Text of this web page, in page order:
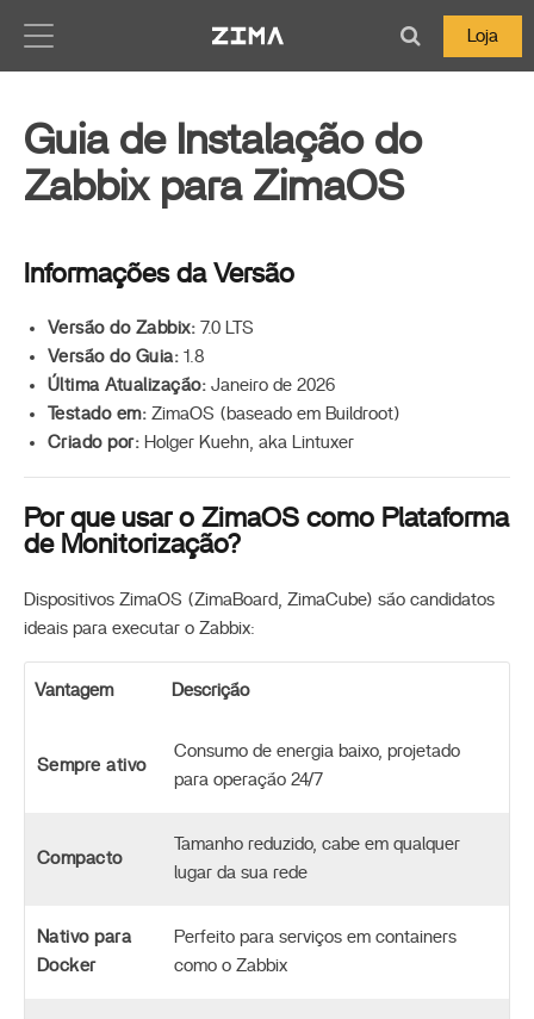
Loja
Guia de Instalação do
Zabbix para ZimaOS
Informações da Versão
Versão do Zabbix: 7.0 LTS
Versão do Guia: 1.8
Última Atualização: Janeiro de 2026
Testado em: ZimaOS (baseado em Buildroot)
Criado por: Holger Kuehn, aka Lintuxer
Por que usar o ZimaOS como Plataforma
de Monitorização?
Dispositivos ZimaOS (ZimaBoard, ZimaCube) são candidatos
ideais para executar o Zabbix:
Vantagem Descrição
Sempre ativo
Consumo de energia baixo, projetado
para operação 24/7
Compacto
Tamanho reduzido, cabe em qualquer
lugar da sua rede
Nativo para
Docker
Perfeito para serviços em containers
como o Zabbix